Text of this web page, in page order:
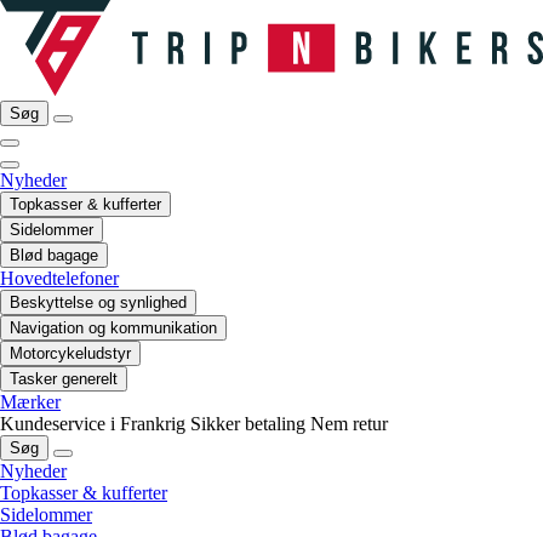
Søg
Nyheder
Topkasser & kufferter
Sidelommer
Blød bagage
Hovedtelefoner
Beskyttelse og synlighed
Navigation og kommunikation
Motorcykeludstyr
Tasker generelt
Mærker
Kundeservice i Frankrig Sikker betaling Nem retur
Søg
Nyheder
Topkasser & kufferter
Sidelommer